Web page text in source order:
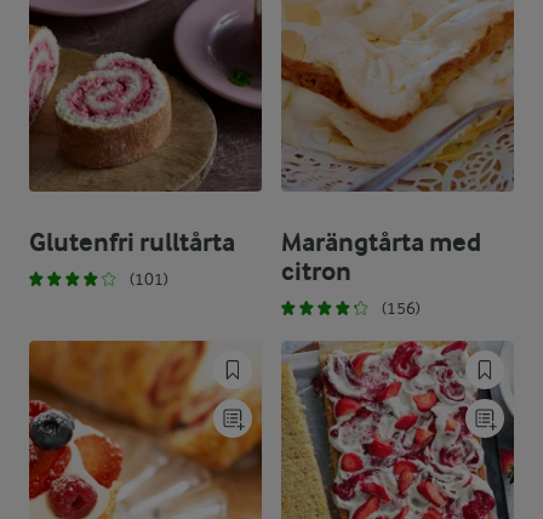
Glutenfri rulltårta
(101)
Marängtårta med
citron
(156)